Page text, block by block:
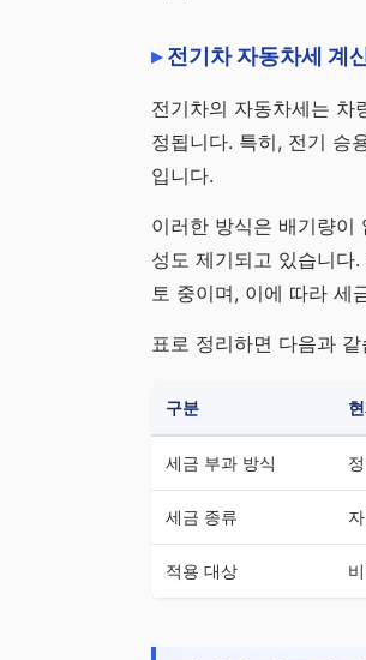
전기차 자동차세 계
전기차의 자동차세는 차
정됩니다. 특히, 전기 승
입니다.
이러한 방식은 배기량이
성도 제기되고 있습니
토 중이며, 이에 따라 세
표로 정리하면 다음과 같
구분
세금 부과 방식
세금 종류
적용 대상